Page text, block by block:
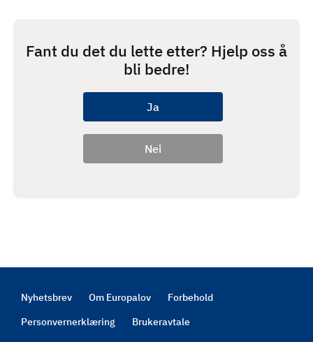
Fant du det du lette etter? Hjelp oss å
bli bedre!
Footer
Nyhetsbrev Om Europalov
Forbehold
Personvernerklæring
Brukeravtale